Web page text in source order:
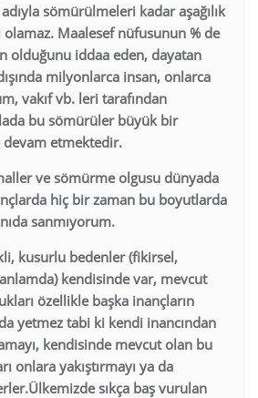
sömürülmeleri kadar aşağılık
olamaz. Maalesef nüfusunun % de
olduğunu iddaa eden, dayatan
milyonlarca insan, onlarca
vakıf vb. leri tarafından
bu sömürüler büyük bir
devam etmektedir.
ve sömürme olgusu dünyada
hiç bir zaman bu boyutlarda
sanmıyorum.
kusurlu bedenler (fikirsel,
kendisinde var, mevcut
özellikle başka inançların
yetmez tabi ki kendi inancından
kendisinde mevcut olan bu
onlara yakıştırmayı ya da
sıkça baş vurulan